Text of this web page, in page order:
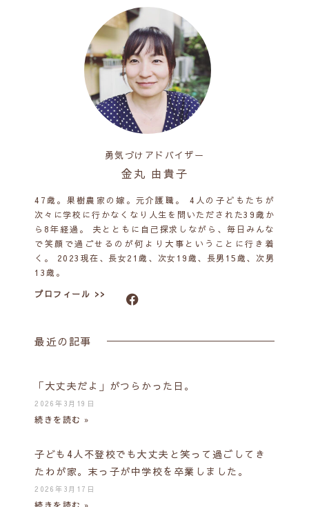
勇気づけアドバイザー
金丸 由貴子
47歳。果樹農家の嫁。元介護職。 4人の子どもたちが
次々に学校に行かなくなり人生を問いただされた39歳か
ら8年経過。 夫とともに自己探求しながら、毎日みんな
で笑顔で過ごせるのが何より大事ということに行き着
く。 2023現在、長女21歳、次女19歳、長男15歳、次男
13歳。
プロフィール >>
最近の記事
「大丈夫だよ」がつらかった日。
2026年3月19日
続きを読む »
子ども4人不登校でも大丈夫と笑って過ごしてき
たわが家。末っ子が中学校を卒業しました。
2026年3月17日